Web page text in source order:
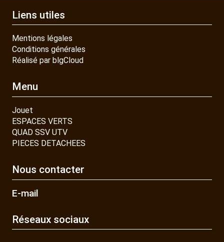
Liens utiles
Mentions légales
Conditions générales
Réalisé par blgCloud
Menu
Jouet
ESPACES VERTS
QUAD SSV UTV
PIECES DETACHEES
Nous contacter
E-mail
Réseaux sociaux